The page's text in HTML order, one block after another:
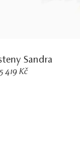
Sandra
419 Kč